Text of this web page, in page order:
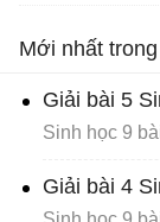
Mới nhất
Giải bài 5
Sinh học 9
Giải bài 4